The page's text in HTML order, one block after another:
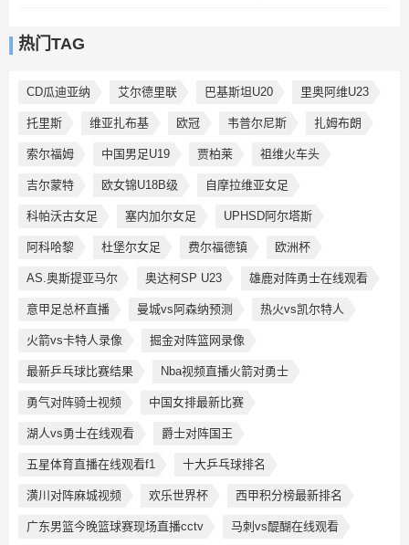
热门TAG
CD瓜迪亚纳 艾尔德里联 巴基斯坦U20 里奥阿维U23
托里斯 维亚扎布基 欧冠 韦普尔尼斯 扎姆布朗
索尔福姆 中国男足U19 贾柏莱 祖维火车头
吉尔蒙特 欧女锦U18B级 自摩拉维亚女足
科帕沃古女足 塞内加尔女足 UPHSD阿尔塔斯
阿科哈黎 杜堡尔女足 费尔福德镇 欧洲杯
AS.奥斯提亚马尔 奥达柯SP U23 雄鹿对阵勇士在线观看
意甲足总杯直播 曼城vs阿森纳预测 热火vs凯尔特人
火箭vs卡特人录像 掘金对阵篮网录像
最新乒乓球比赛结果 Nba视频直播火箭对勇士
勇气对阵骑士视频 中国女排最新比赛
湖人vs勇士在线观看 爵士对阵国王
五星体育直播在线观看f1 十大乒乓球排名
潢川对阵麻城视频 欢乐世界杯 西甲积分榜最新排名
广东男篮今晚篮球赛现场直播cctv 马刺vs醍醐在线观看